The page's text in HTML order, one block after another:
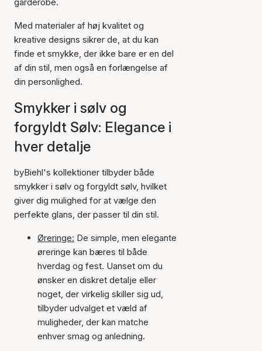
Med materialer af høj kvalitet og
kreative designs sikrer de, at du kan
finde et smykke, der ikke bare er en del
af din stil, men også en forlængelse af
din personlighed.
Smykker i sølv og
forgyldt Sølv: Elegance i
hver detalje
byBiehl's kollektioner tilbyder både
smykker i sølv og forgyldt sølv, hvilket
giver dig mulighed for at vælge den
perfekte glans, der passer til din stil.
Øreringe: De simple, men elegante
øreringe kan bæres til både
hverdag og fest. Uanset om du
ønsker en diskret detalje eller
noget, der virkelig skiller sig ud,
tilbyder udvalget et væld af
muligheder, der kan matche
enhver smag og anledning.